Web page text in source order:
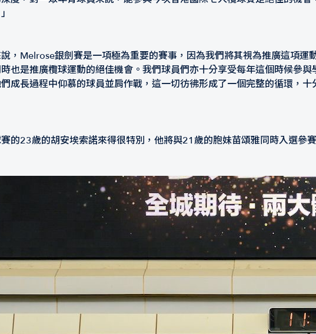
，Melrose銀劍賽是一項極為重要的賽事，因為我們將其視為推廣這項
也是推廣欖球運動的絕佳機會。我們球員們亦十分享受每年這個時候參
成長過程中仰慕的球員並肩作戰，這一切彷彿形成了一個完整的循環，
的23歲的胡安埃索諾來得很特別，他將與21歲的胞妹苗頌雅同時入選參